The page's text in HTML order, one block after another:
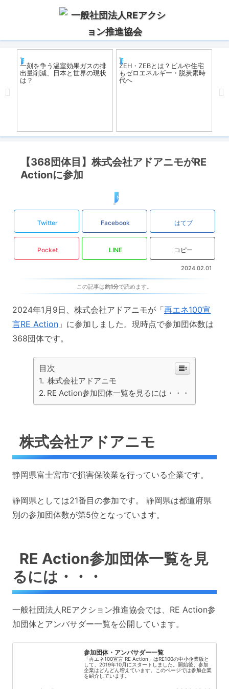
REアクション
一刻を争う温室効果ガスの排
出量削減、日本と世界の現状
は？
REアクション
ZEH・ZEBとは？ビルや住宅
もゼロエネルギー・脱炭素時
代へ
【368団体目】株式会社アドアニモがRE
Actionに参加
News
Twitter Facebook はてブ
Pocket LINE コピー
2024.02.01
この記事は約1分で読めます。
2024年1月9日、株式会社アドアニモが「再エネ100宣
言RE Action 」に参加しました。現時点で参加団体数は
368団体です。
目次
株式会社アドアニモ
RE Action参加団体一覧を見るには・・・
株式会社アドアニモ
静岡県富士宮市で損害保険業を行っている企業です。
静岡県としては21番目の参加です。 静岡県は都道府県
別の参加団体数が第5位となっています。
RE Action参加団体一覧を見
るには・・・
一般社団法人REアクション推進協会では、RE Action参
加団体とアンバサダー一覧を公開しています。
参加団体・アンバサダー一覧
「再エネ100宣言 RE Action」はRE100の中小企業版と
して、2019年10月にスタートしました。開始後、参加
企業はどんどん増えています。このページでは参加企業
を紹介しています。